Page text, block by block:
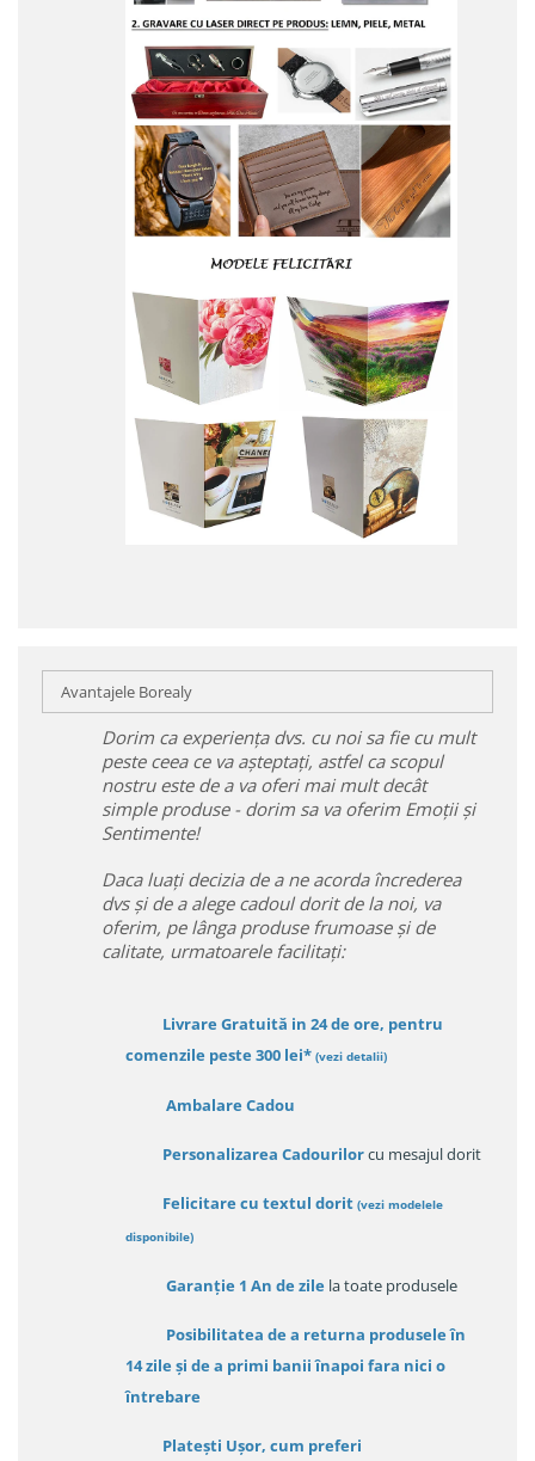
Avantajele Borealy
Dorim ca experiența dvs. cu noi sa fie cu mult
peste ceea ce va așteptați, astfel ca scopul
nostru este de a va oferi mai mult decât
simple produse - dorim sa va oferim Emoții și
Sentimente!
Daca luați decizia de a ne acorda încrederea
dvs și de a alege cadoul dorit de la noi, va
oferim, pe lânga produse frumoase și de
calitate, urmatoarele facilitați:
Livrare Gratuită in 24 de ore, pentru
comenzile peste 300 lei* (vezi detalii)
Ambalare Cadou
Personalizarea Cadourilorcu mesajul dorit
Felicitare cu textul dorit (vezi modelele
disponibile)
Garanție 1 An de zile la toate produsele
Posibilitatea de a returna produsele în
14 zileși de a primi banii înapoi fara nici o
întrebare
Platești Ușor, cum preferi